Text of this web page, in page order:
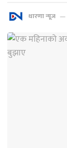
धारणा न्यूज